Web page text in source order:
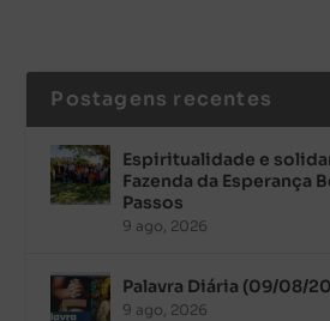
Postagens recentes
Espiritualidade e
Fazenda da Esperança
Passos
9 ago, 2026
Palavra Diária (09/08/
9 ago, 2026